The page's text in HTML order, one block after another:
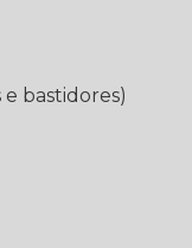
bastidores)